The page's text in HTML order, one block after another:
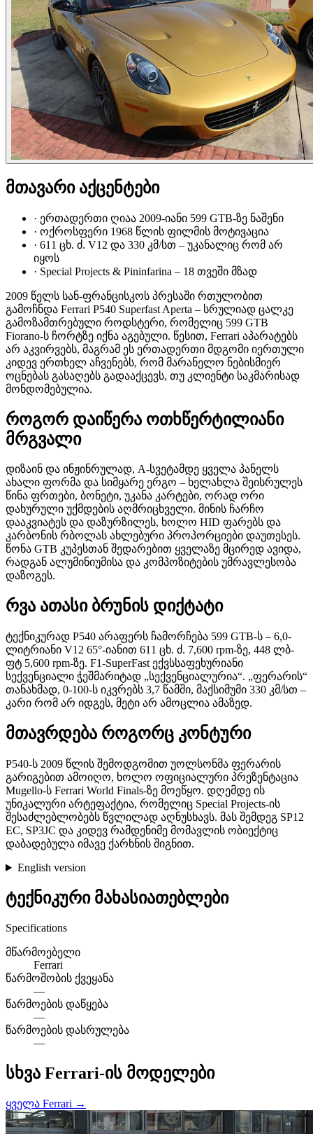
მთავარი აქცენტები
· ერთადერთი ღიაა 2009-იანი 599 GTB-ზე ნაშენი
· ოქროსფერი 1968 წლის ფილმის მოტივაცია
· 611 ცხ. ძ. V12 და 330 კმ/სთ – უკანალიც რომ არ
იყოს
· Special Projects & Pininfarina – 18 თვეში მზად
2009 წელს სან-ფრანცისკოს პრესაში რთულობით
გამოჩნდა Ferrari P540 Superfast Aperta – სრულიად ცალკე
გამოზამთრებული როდსტერი, რომელიც 599 GTB
Fiorano-ს ჩორტზე იქნა აგებული. წესით, Ferrari აპარატებს
არ აკვირვებს, მაგრამ ეს ერთადერთი მდგომი იერთული
კიდევ ერთხელ აჩვენებს, რომ მარანელო ნებისმიერ
ოცნებას გასაღებს გადააქცევს, თუ კლიენტი საკმარისად
მონდომებულია.
როგორ დაიწერა ოთხწერტილიანი
მრგვალი
დიზაინ და ინჟინრულად, A-სვეტამდე ყველა პანელს
ახალი ფორმა და სიმყარე ერგო – ხელახლა შეისრულეს
წინა ფრთები, ბონეტი, უკანა კარტები, ორად ორი
დახურული უქმდების აღმრიცხველი. მინის ჩარჩო
დააკვიატეს და დაზურზილეს, ხოლო HID ფარებს და
კარბონის რბოლას ახლებური პროპორციები დაუთესეს.
წონა GTB კუპესთან შედარებით ყველაზე მცირედ ავიდა,
რადგან ალუმინიუმისა და კომპოზიტების უმრავლესობა
დაზოგეს.
რვა ათასი ბრუნის დიქტატი
ტექნიკურად P540 არაფერს ჩამორჩება 599 GTB-ს – 6,0-
ლიტრიანი V12 65°-იანით 611 ცხ. ძ. 7,600 rpm-ზე, 448 ლბ-
ფტ 5,600 rpm-ზე. F1-SuperFast ექვსსაფეხურიანი
სექვენციალი ჭეშმარიტად „სექვენციალურია“. „ფერარის“
თანახმად, 0-100-ს იკვრებს 3,7 წამში, მაქსიმუმი 330 კმ/სთ –
კარი რომ არ იდგეს, მეტი არ ამოცლია ამაზედ.
მთავრდება როგორც კონტური
P540-ს 2009 წლის შემოდგომით უოლსონმა ფერარის
გარიგებით ამოიღო, ხოლო ოფიციალური პრეზენტაცია
Mugello-ს Ferrari World Finals-ზე მოეწყო. დღემდე ის
უნიკალური არტეფაქტია, რომელიც Special Projects-ის
შესაძლებლობებს წვლილად აღნუსხავს. მას შემდეგ SP12
EC, SP3JC და კიდევ რამდენიმე მომავლის ობიექტიც
დაბადებულა იმავე ქარხნის შიგნით.
English version
ტექნიკური მახასიათებლები
Specifications
მწარმოებელი
Ferrari
წარმოშობის ქვეყანა
—
წარმოების დაწყება
—
წარმოების დასრულება
—
სხვა Ferrari-ის მოდელები
ყველა Ferrari →